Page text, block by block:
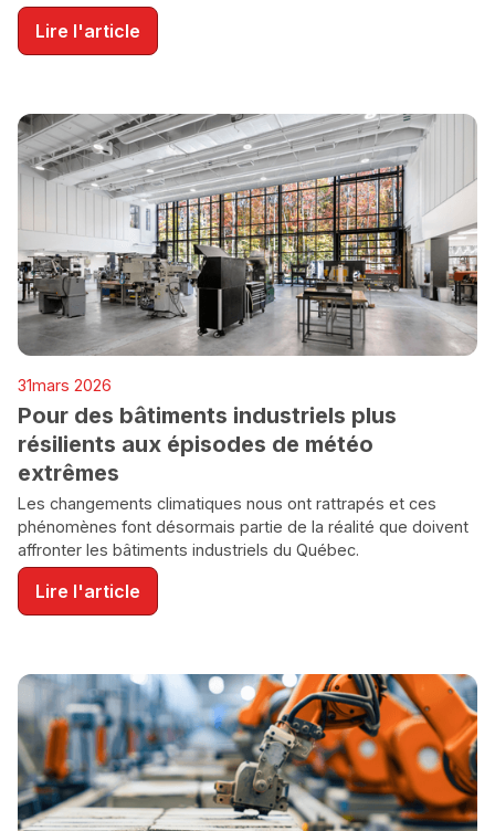
concurrentiel quand des rivales ailleurs dans le monde ont
des coûts inférieurs d'adaptation à leurs propres exigences
nationales sur le carbone.
Lire l'article
ENVIRONNEMENT
31mars 2026
Pour des bâtiments industriels plus
résilients aux épisodes de météo
extrêmes
Les changements climatiques nous ont rattrapés et ces
phénomènes font désormais partie de la réalité que doivent
affronter les bâtiments industriels du Québec.
Lire l'article